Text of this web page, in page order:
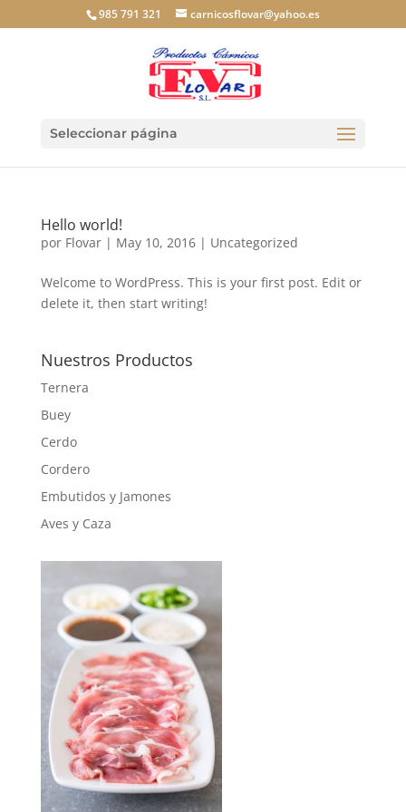
985 791 321 carnicosflovar@yahoo.es
Seleccionar página
Hello world!
por Flovar| May 10, 2016| Uncategorized
Welcome to WordPress. This is your first post. Edit or
delete it, then start writing!
Nuestros Productos
Ternera
Buey
Cerdo
Cordero
Embutidos y Jamones
Aves y Caza